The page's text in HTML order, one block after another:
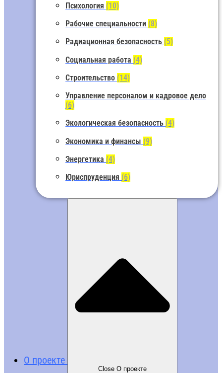
Психология (10)
Рабочие специальности (8)
Радиационная безопасность (5)
Социальная работа (4)
Строительство (14)
Управление персоналом и кадровое дело
(6)
Экологическая безопасность (4)
Экономика и финансы (9)
Энергетика (4)
Юриспруденция (6)
О проекте
Close О проекте